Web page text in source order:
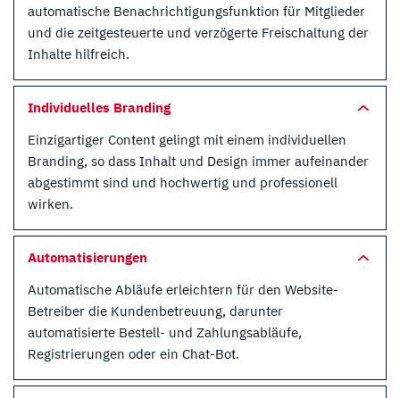
automatische Benachrichtigungsfunktion für Mitglieder
und die zeitgesteuerte und verzögerte Freischaltung der
Inhalte hilfreich.
Individuelles Branding
Einzigartiger Content gelingt mit einem individuellen
Branding, so dass Inhalt und Design immer aufeinander
abgestimmt sind und hochwertig und professionell
wirken.
Automatisierungen
Automatische Abläufe erleichtern für den Website-
Betreiber die Kundenbetreuung, darunter
automatisierte Bestell- und Zahlungsabläufe,
Registrierungen oder ein Chat-Bot.